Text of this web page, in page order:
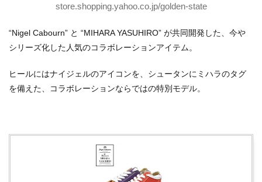
store.shopping.yahoo.co.jp/golden-state
“Nigel Cabourn” と “MIHARA YASUHIRO” が共同開発した、今や
シリーズ化した人気のコラボレーションアイテム。
ヒールにはナイジェルのアイコンを、シュータンにミハラのタグ
を備えた、コラボレーションならではの特別モデル。